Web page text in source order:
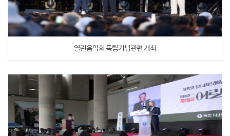
열린음악회 독립기념관편 개최